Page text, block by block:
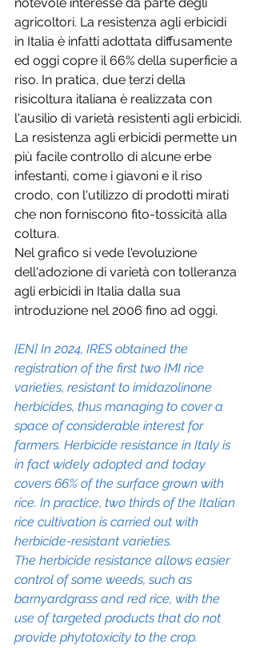
agricoltori. La resistenza agli erbicidi
in Italia è infatti adottata diffusamente
ed oggi copre il 66% della superficie a
riso. In pratica, due terzi della
risicoltura italiana è realizzata con
l'ausilio di varietà resistenti agli erbicidi.
La resistenza agli erbicidi permette un
più facile controllo di alcune erbe
infestanti, come i giavoni e il riso
crodo, con l'utilizzo di prodotti mirati
che non forniscono fito-tossicità alla
coltura.
Nel grafico si vede l'evoluzione
dell'adozione di varietà con tolleranza
agli erbicidi in Italia dalla sua
introduzione nel 2006 fino ad oggi.
[EN] In 2024, IRES obtained the
registration of the first two IMI rice
varieties, resistant to imidazolinone
herbicides, thus managing to cover a
space of considerable interest for
farmers. Herbicide resistance in Italy is
in fact widely adopted and today
covers 66% of the surface grown with
rice. In practice, two thirds of the Italian
rice cultivation is carried out with
herbicide-resistant varieties.
The herbicide resistance allows easier
control of some weeds, such as
barnyardgrass and red rice, with the
use of targeted products that do not
provide phytotoxicity to the crop.